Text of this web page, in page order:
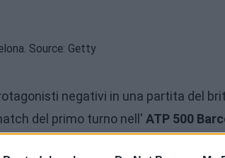
negativi in una partita del
del primo turno nell' ATP 500
6-3, 4-1 a favore dell'argentino. Un